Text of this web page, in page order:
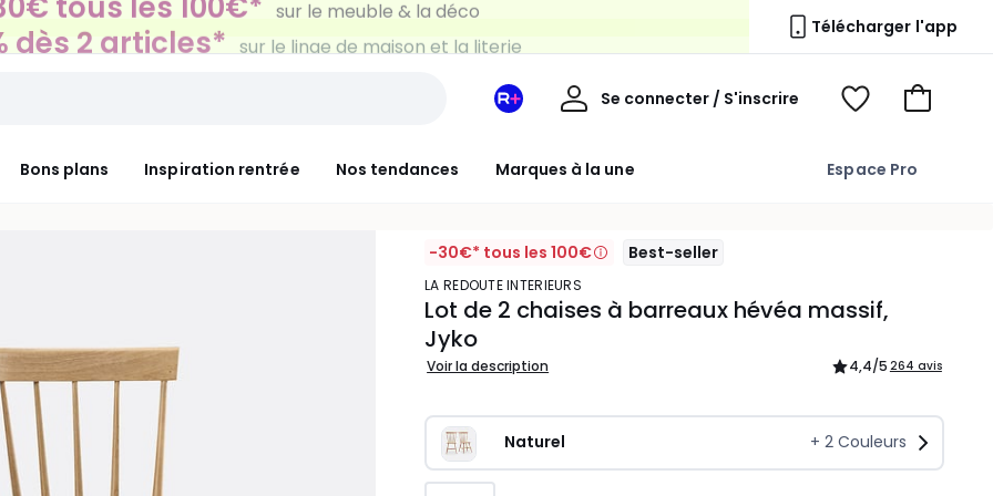
dès 2 articles* Télécharger l'app
Bons plans Inspiration rentrée Nos tendances Marques à la une Espace Pro
Mon
Redoute
Se connecter / S'inscrire
Mon
Voir
Voir
-30€* tous les 100€ Best-seller
LA REDOUTE INTERIEURS
Lot de 2 chaises à barreaux hévéa massif,
Jyko
Voir la description 4,4/5 264 avis
Naturel + 2Couleurs